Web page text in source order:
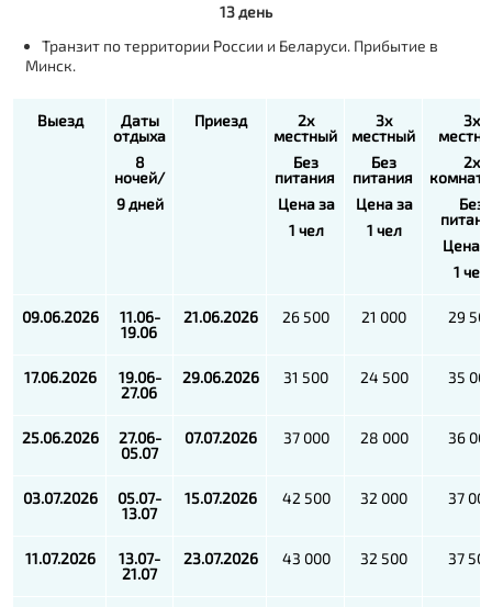
13 день
Транзит по территории России и Беларуси. Прибытие в
Минск.
Выезд
Даты
отдыха
8
ночей/
9 дней
Приезд
2х
местный
Без
питания
Цена за
1 чел
3х
местный
Без
питания
Цена за
1 чел
3х
2х
Без
Цена
1 чел
09.06.2026
11.06-
19.06
21.06.2026 26 500 21 000 29
17.06.2026
19.06-
27.06
29.06.2026 31 500 24 500 35
25.06.2026
27.06-
05.07
07.07.2026 37 000 28 000 36
03.07.2026
05.07-
13.07
15.07.2026 42 500 32 000 37
11.07.2026
13.07-
21.07
23.07.2026 43 000 32 500 37